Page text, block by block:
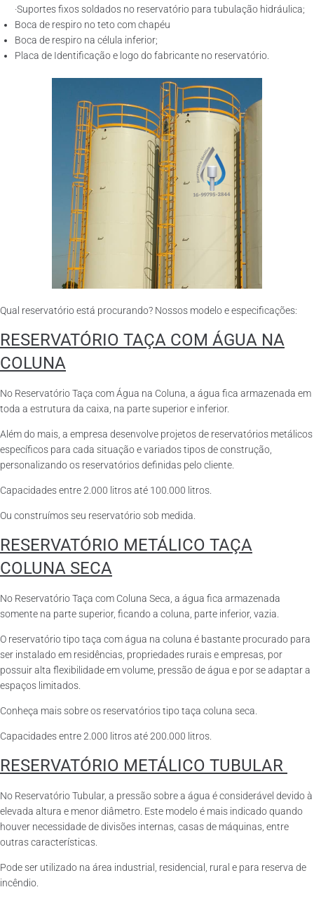
·Suportes fixos soldados no reservatório para tubulação hidráulica;
Boca de respiro no teto com chapéu
Boca de respiro na célula inferior;
Placa de Identificação e logo do fabricante no reservatório.
Qual reservatório está procurando? Nossos modelo e especificações:
RESERVATÓRIO TAÇA COM ÁGUA NA
COLUNA
No Reservatório Taça com Água na Coluna, a água fica armazenada em
toda a estrutura da caixa, na parte superior e inferior.
Além do mais, a empresa desenvolve projetos de reservatórios metálicos
específicos para cada situação e variados tipos de construção,
personalizando os reservatórios definidas pelo cliente.
Capacidades entre 2.000 litros até 100.000 litros.
Ou construímos seu reservatório sob medida.
RESERVATÓRIO METÁLICO TAÇA
COLUNA SECA
No Reservatório Taça com Coluna Seca, a água fica armazenada
somente na parte superior, ficando a coluna, parte inferior, vazia.
O reservatório tipo taça com água na coluna é bastante procurado para
ser instalado em residências, propriedades rurais e empresas, por
possuir alta flexibilidade em volume, pressão de água e por se adaptar a
espaços limitados.
Conheça mais sobre os reservatórios tipo taça coluna seca.
Capacidades entre 2.000 litros até 200.000 litros.
RESERVATÓRIO METÁLICO TUBULAR
No Reservatório Tubular, a pressão sobre a água é considerável devido à
elevada altura e menor diâmetro. Este modelo é mais indicado quando
houver necessidade de divisões internas, casas de máquinas, entre
outras características.
Pode ser utilizado na área industrial, residencial, rural e para reserva de
incêndio.